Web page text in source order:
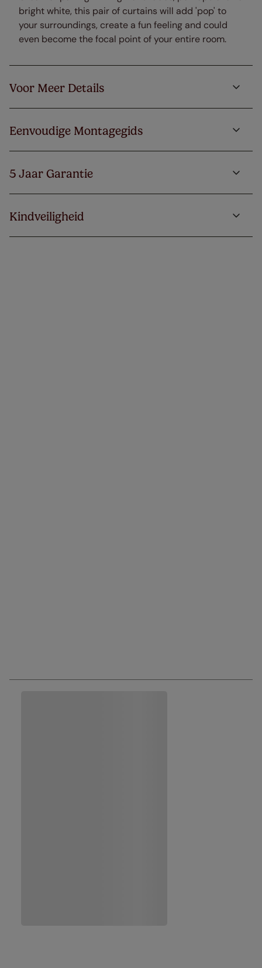
bright white, this pair of curtains will add 'pop' to
your surroundings, create a fun feeling and could
even become the focal point of your entire room.
Voor Meer Details
Eenvoudige Montagegids
5 Jaar Garantie
Kindveiligheid